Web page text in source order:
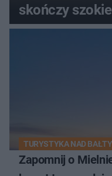
skończy
TURYSTYKA NAD
Zapomnij o